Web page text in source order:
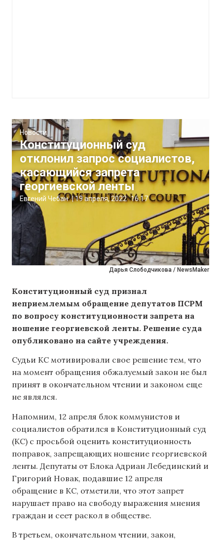
Дарья Слободчикова / NewsMaker
Новости
Конституционный суд
отклонил запрос социалистов,
касающийся запрета
георгиевской ленты
Евгений Чебан |19 апреля, 2022 16:17
Конституционный суд признал
неприемлемым обращение депутатов ПСРМ
по вопросу конституционности запрета на
ношение георгиевской ленты. Решение суда
опубликовано на сайте учреждения.
Судьи КС мотивировали свое решение тем, что
на момент обращения обжалуемый закон не был
принят в окончательном чтении и законом еще
не являлся.
Напомним, 12 апреля блок коммунистов и
социалистов обратился в Конституционный суд
(КС) с просьбой оценить конституционность
поправок, запрещающих ношение георгиевской
ленты. Депутаты от Блока Адриан Лебединский и
Григорий Новак, подавшие 12 апреля
обращение в КС, отметили, что этот запрет
нарушает право на свободу выражения мнения
граждан и сеет раскол в обществе.
В третьем, окончательном чтении, закон,